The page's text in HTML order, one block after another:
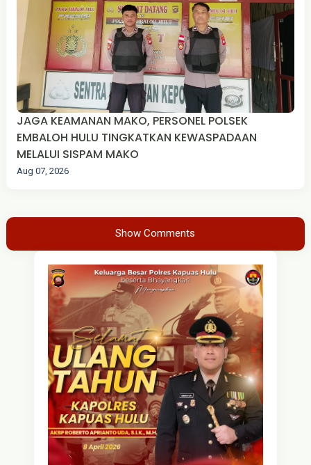
JAGA KEAMANAN MAKO, PERSONEL POLSEK
EMBALOH HULU TINGKATKAN KEWASPADAAN
MELALUI SISPAM MAKO
Aug 07, 2026
Show Comments